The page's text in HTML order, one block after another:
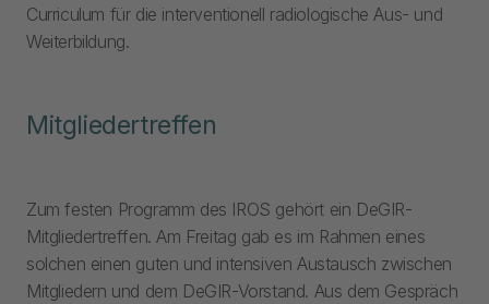
Curriculum für die interventionell radiologische Aus- und
Weiterbildung.
Mitgliedertreffen
Zum festen Programm des IROS gehört ein DeGIR-
Mitgliedertreffen. Am Freitag gab es im Rahmen eines
solchen einen guten und intensiven Austausch zwischen
Mitgliedern und dem DeGIR-Vorstand. Aus dem Gespräch